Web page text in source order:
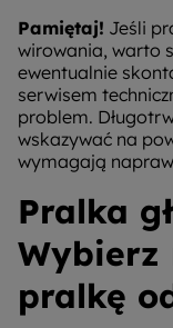
Pamiętaj! Jeśli
wirowania, warto
ewentualnie
serwisem
problem.
wskazywać na
wymagają
Pralka
Wybierz
pralkę